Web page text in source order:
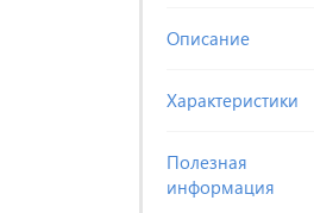
Описание
Характеристики
Полезная
информация